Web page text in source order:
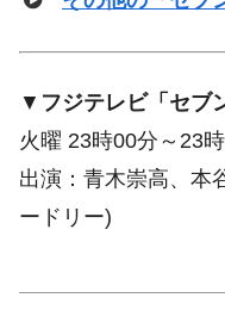
▼ フジテレビ「セブ
火曜 23時00分～23
出演：青木崇高、本
ードリー)